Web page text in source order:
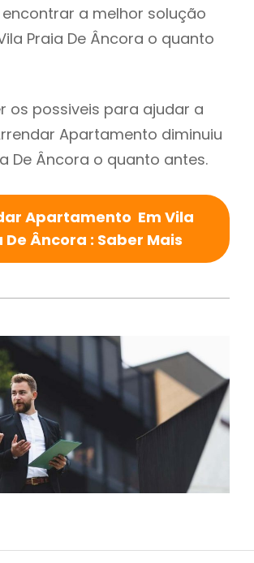
a melhor solução
Praia De Âncora o quanto
os possiveis para ajudar a
Apartamento diminuiu
De Âncora o quanto antes.
Apartamento Em Vila
De Âncora : Saber Mais